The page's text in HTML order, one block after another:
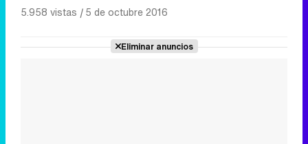
5.958 vistas |5 de octubre 2016
Eliminar anuncios